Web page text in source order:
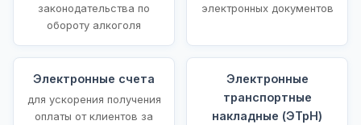
законодательства по
обороту алкоголя
электронных документов
Электронные счета
для ускорения получения
оплаты от клиентов за
Электронные
транспортные
накладные (ЭТрН)